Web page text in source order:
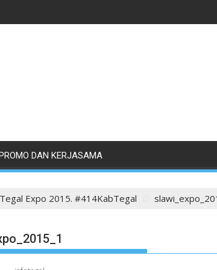
DAN KERJASAMA
Expo 2015. #414KabTegal